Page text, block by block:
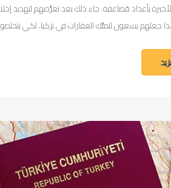
بأعداد مُضاعفة. جاء ذلك بعد تعرُّضهم لتهديد
جعلهم يسعون لتملُّك العقارات في تركيا، لكي